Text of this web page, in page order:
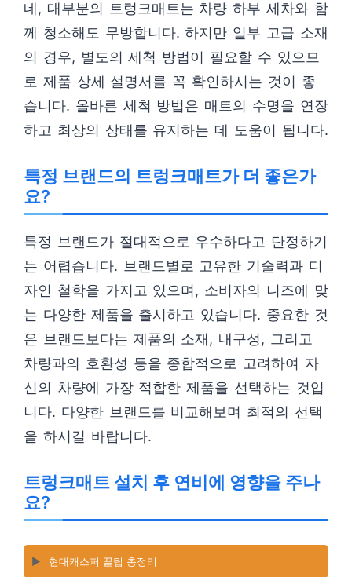
네, 대부분의 트렁크매트는 차량 하부 세차와 함
께 청소해도 무방합니다. 하지만 일부 고급 소재
의 경우, 별도의 세척 방법이 필요할 수 있으므
로 제품 상세 설명서를 꼭 확인하시는 것이 좋
습니다. 올바른 세척 방법은 매트의 수명을 연장
하고 최상의 상태를 유지하는 데 도움이 됩니다.
특정 브랜드의 트렁크매트가 더 좋은가
요?
특정 브랜드가 절대적으로 우수하다고 단정하기
는 어렵습니다. 브랜드별로 고유한 기술력과 디
자인 철학을 가지고 있으며, 소비자의 니즈에 맞
는 다양한 제품을 출시하고 있습니다. 중요한 것
은 브랜드보다는 제품의 소재, 내구성, 그리고
차량과의 호환성 등을 종합적으로 고려하여 자
신의 차량에 가장 적합한 제품을 선택하는 것입
니다. 다양한 브랜드를 비교해보며 최적의 선택
을 하시길 바랍니다.
트렁크매트 설치 후 연비에 영향을 주나
요?
▶️ 현대캐스퍼 꿀팁 총정리